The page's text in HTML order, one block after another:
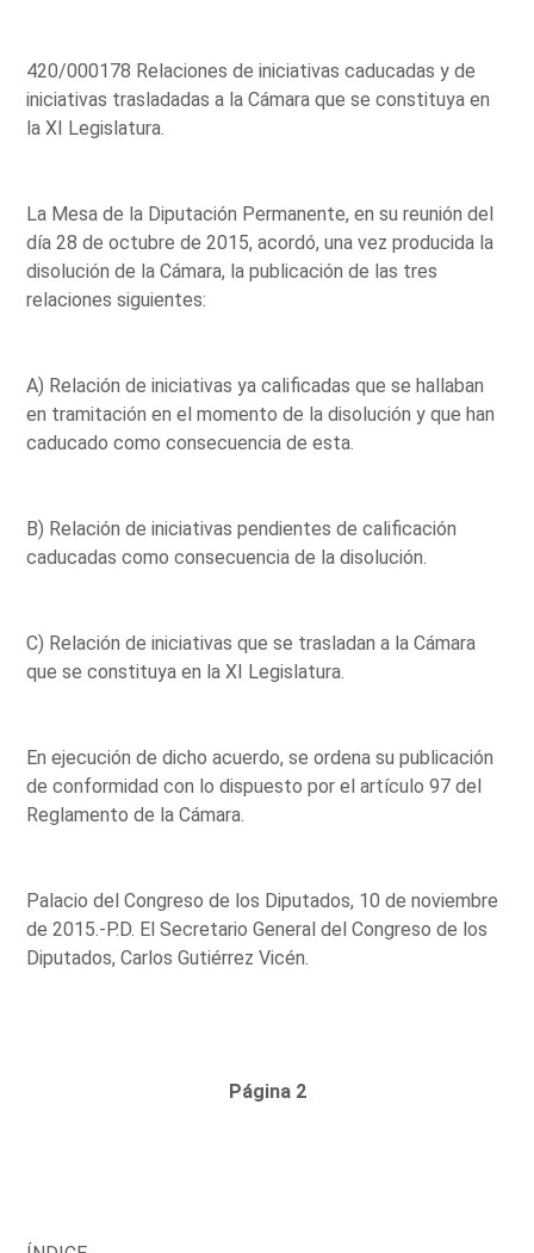
420/000178 Relaciones de iniciativas caducadas y de
iniciativas trasladadas a la Cámara que se constituya en
la XI Legislatura.
La Mesa de la Diputación Permanente, en su reunión del
día 28 de octubre de 2015, acordó, una vez producida la
disolución de la Cámara, la publicación de las tres
relaciones siguientes:
A) Relación de iniciativas ya calificadas que se hallaban
en tramitación en el momento de la disolución y que han
caducado como consecuencia de esta.
B) Relación de iniciativas pendientes de calificación
caducadas como consecuencia de la disolución.
C) Relación de iniciativas que se trasladan a la Cámara
que se constituya en la XI Legislatura.
En ejecución de dicho acuerdo, se ordena su publicación
de conformidad con lo dispuesto por el artículo 97 del
Reglamento de la Cámara.
Palacio del Congreso de los Diputados, 10 de noviembre
de 2015.-P.D. El Secretario General del Congreso de los
Diputados, Carlos Gutiérrez Vicén.
Página 2